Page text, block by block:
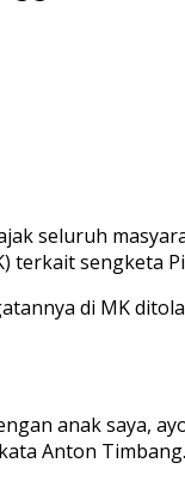
seluruh
terkait sengketa
di MK
anak saya,
Anton Timbang.